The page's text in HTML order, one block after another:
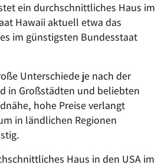
ein durchschnittliches Haus im
Hawaii aktuell etwa das
im günstigsten Bundesstaat
Unterschiede je nach der
in Großstädten und beliebten
hohe Preise verlangt
in ländlichen Regionen
Haus in den USA im